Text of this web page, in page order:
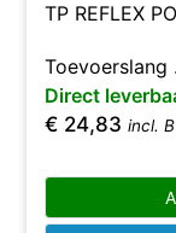
TP REFLEX
Toevoerslang .
Direct
€ 24,83 incl.